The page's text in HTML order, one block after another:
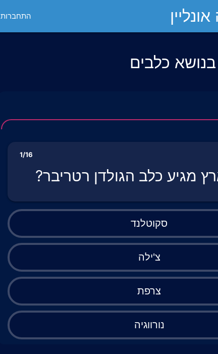
התחברות
בנושא כלבים
1/16
מגיע כלב הגולדן רטריבר?
סקוטלנד
צ'ילה
צרפת
נורווגיה